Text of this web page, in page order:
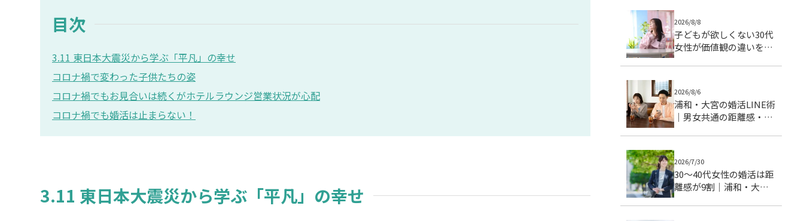
目次
3.11 東日本大震災から学ぶ「平凡」の幸せ
コロナ禍で変わった子供たちの姿
コロナ禍でもお見合いは続くがホテルラウンジ営業状況が心配
コロナ禍でも婚活は止まらない！
3.11 東日本大震災から学ぶ「平凡」の幸せ
2026/8/8
子どもが欲しくない30代
女性が価値観の違いを乗
2026/8/6
浦和・大宮の婚活LINE術
｜男女共通の距離感・頻
2026/7/30
30〜40代女性の婚活は距
離感が9割｜浦和・大宮